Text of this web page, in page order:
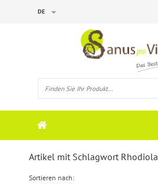
DE
Artikel mit Schlagwort Rhodiola
Sortieren nach: